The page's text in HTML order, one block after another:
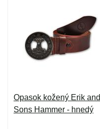
Opasok kožený Erik and
Sons Hammer - hnedý